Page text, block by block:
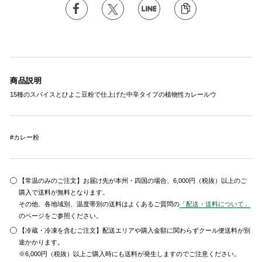
商品説明
15種のスパイスとひよこ豆粉で仕上げた中辛タイプの植物性カレールウ
#カレー粉
【常温のみのご注文】お届け先が本州・四国の場合、6,000円（税抜）以上のご
購入で送料が無料となります。
その他、各地域別、温度帯別の送料はよくあるご質問の 「配送・送料について」
のページをご参照ください。
【冷蔵・冷凍を含むご注文】配送エリアや購入金額に関わらずクール便送料が別
途かかります。
※6,000円（税抜）以上ご購入時にも送料が発生しますのでご注意ください。